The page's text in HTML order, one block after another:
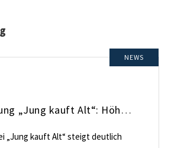
NEWS
KfW-Förderung „Jung kauft Alt“: Höhere Kredite ab August 2026
„Jung kauft Alt“ steigt deutlich